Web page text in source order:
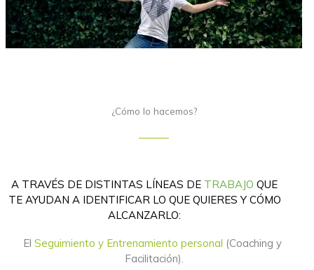
¿Cómo lo hacemos?
A TRAVÉS DE DISTINTAS LÍNEAS DE TRABAJO QUE
TE AYUDAN A IDENTIFICAR LO QUE QUIERES Y CÓMO
ALCANZARLO:
El Seguimiento y Entrenamiento personal (Coaching y
Facilitación).